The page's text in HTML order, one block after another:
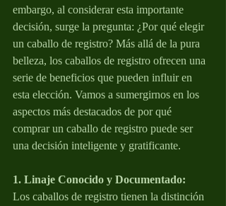
embargo, al considerar esta importante
decisión, surge la pregunta: ¿Por qué elegir
un caballo de registro? Más allá de la pura
belleza, los caballos de registro ofrecen una
serie de beneficios que pueden influir en
esta elección. Vamos a sumergirnos en los
aspectos más destacados de por qué
comprar un caballo de registro puede ser
una decisión inteligente y gratificante.
1. Linaje Conocido y Documentado:
Los caballos de registro tienen la distinción